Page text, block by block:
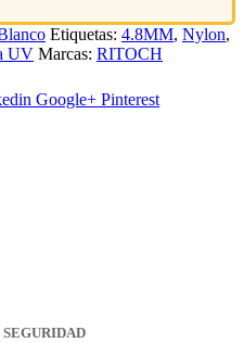
Etiquetas: 4.8MM, Nylon,
UV Marcas: RITOCH
Google+ Pinterest